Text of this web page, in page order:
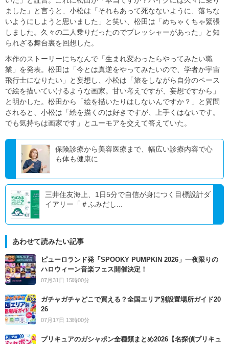
ました」と言うと、小松は「それもあって死なないように、落ちな
いようにしようと思いました」と笑い、松田は「めちゃくちゃ緊張
しました。久々の二人乗りだったのでプレッシャーがあった」と知
られざる舞台裏を回想した。
本作のストーリーにちなんで「生まれ変わったらやってみたい職
業」を発表。松田は「今とは真逆をやってみたいので、学者か宇宙
飛行士になりたい」と妄想し、小松は「旅をしながら自分のペース
で絵を描いていけるような画家。甘い考えですが、妄想ですから」
と明かした。松田から「絵を描いたりはしないんですか？」と質問
されると、小松は「絵を描くのは好きですが、上手くはないです。
でも気持ちは画家です」とユーモアを交えて答えていた。
保険診療から美容医療まで、幅広い診療内容で心
も体も健康に
三井住友海上、1日5分で自信が身につく目標設計ダ
イアリー「＃ふみだし...
あわせて読みたい記事
ピューロランド発「SPOOKY PUMPKIN 2026」一夜限りの
ハロウィーン音楽フェス開催決定！
07月31日 15時00分
ガチャガチャどこで買える？全国エリア別設置場所ガイド20
26
07月17日 13時00分
プリキュアのガシャポン全種類まとめ2026【名探偵プリキュ